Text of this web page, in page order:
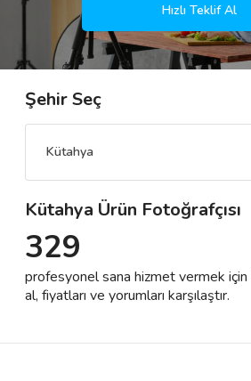
Kategoriler
🎈 Biz Kimiz?
🌟 Müşteri Değerlendirmeleri
Destek
İletişim
Hızlı Teklif Al
Şehir Seç
Kütahya
Kütahya Ürün Fotoğrafçısı
329
profesyonel sana hizmet vermek için
al, fiyatları ve yorumları karşılaştır.